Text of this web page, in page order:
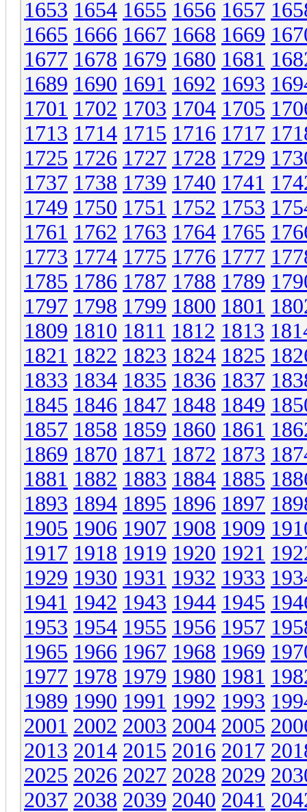
1653 1654 1655 1656 1657
1665 1666 1667 1668 1669
1677 1678 1679 1680 1681
1689 1690 1691 1692 1693
1701 1702 1703 1704 1705
1713 1714 1715 1716 1717
1725 1726 1727 1728 1729
1737 1738 1739 1740 1741
1749 1750 1751 1752 1753
1761 1762 1763 1764 1765
1773 1774 1775 1776 1777
1785 1786 1787 1788 1789
1797 1798 1799 1800 1801
1809 1810 1811 1812 1813
1821 1822 1823 1824 1825
1833 1834 1835 1836 1837
1845 1846 1847 1848 1849
1857 1858 1859 1860 1861
1869 1870 1871 1872 1873
1881 1882 1883 1884 1885
1893 1894 1895 1896 1897
1905 1906 1907 1908 1909
1917 1918 1919 1920 1921
1929 1930 1931 1932 1933
1941 1942 1943 1944 1945
1953 1954 1955 1956 1957
1965 1966 1967 1968 1969
1977 1978 1979 1980 1981
1989 1990 1991 1992 1993
2001 2002 2003 2004 2005
2013 2014 2015 2016 2017
2025 2026 2027 2028 2029
2037 2038 2039 2040 2041